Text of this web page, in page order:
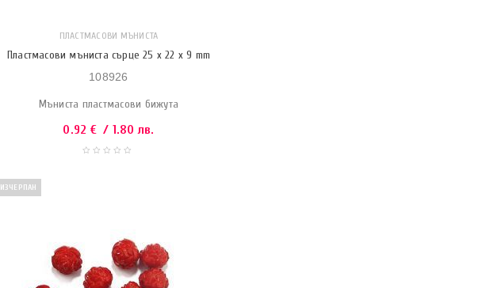
ПЛАСТМАСОВИ МЪНИСТА
Пластмасови мъниста сърце 25 x 22 x 9 mm
108926
Мъниста пластмасови бижута
0.92 € / 1.80 лв.
ИЗЧЕРПАН